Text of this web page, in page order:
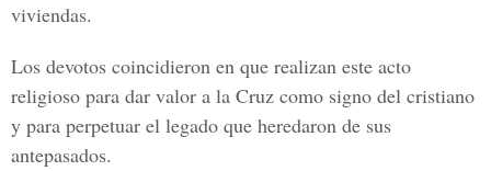
viviendas.
Los devotos coincidieron en que realizan este acto
religioso para dar valor a la Cruz como signo del cristiano
y para perpetuar el legado que heredaron de sus
antepasados.